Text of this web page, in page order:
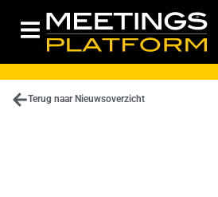
Terug naar Nieuwsoverzicht